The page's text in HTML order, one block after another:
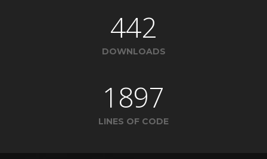
442
DOWNLOADS
1897
LINES OF CODE